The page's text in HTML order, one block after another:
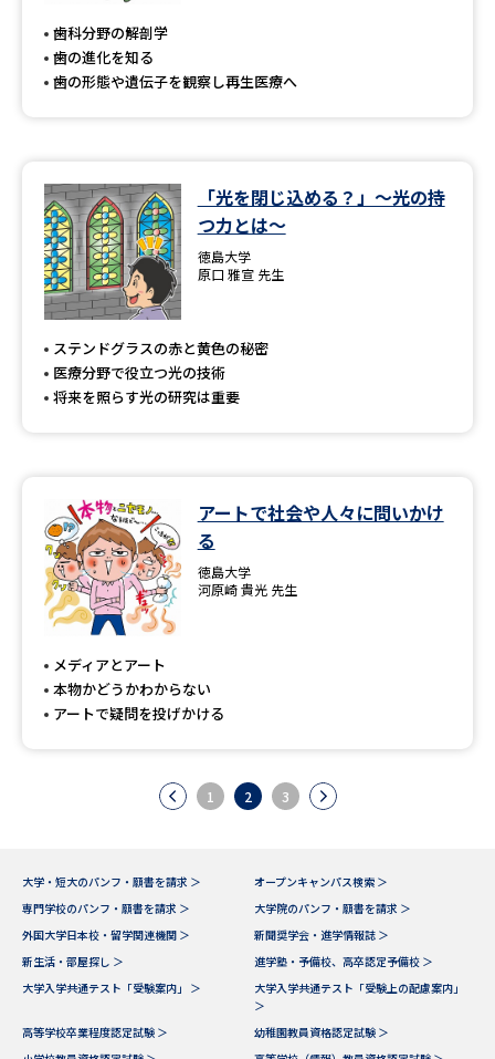
歯科分野の解剖学
歯の進化を知る
歯の形態や遺伝子を観察し再生医療へ
「光を閉じ込める？」～光の持
つ力とは～
徳島大学
原口 雅宣 先生
ステンドグラスの赤と黄色の秘密
医療分野で役立つ光の技術
将来を照らす光の研究は重要
アートで社会や人々に問いかけ
る
徳島大学
河原崎 貴光 先生
メディアとアート
本物かどうかわからない
アートで疑問を投げかける
1 2 3
大学・短大のパンフ・願書を請求 ＞
オープンキャンパス検索 ＞
専門学校のパンフ・願書を請求 ＞
大学院のパンフ・願書を請求 ＞
外国大学日本校・留学関連機関 ＞
新聞奨学会・進学情報誌 ＞
新生活・部屋探し ＞
進学塾・予備校、高卒認定予備校 ＞
大学入学共通テスト「受験案内」 ＞
大学入学共通テスト「受験上の配慮案内」
＞
高等学校卒業程度認定試験 ＞
幼稚園教員資格認定試験 ＞